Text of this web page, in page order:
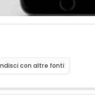
con altre fonti